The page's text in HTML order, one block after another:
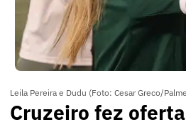
Leila Pereira e Dudu (Foto: Cesar Greco/
Cruzeiro fez